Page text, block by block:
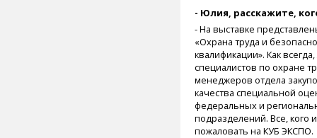
- Юлия, расскажите,
- На выставке
«Охрана труда и
квалификации». Как
специалистов по охране
менеджеров отдела
качества специальной
федеральных и
подразделений. Все,
пожаловать на КУБ ЭКСПО.